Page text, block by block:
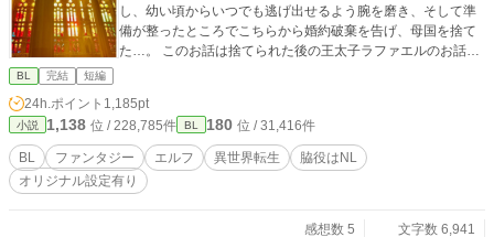
し、幼い頃からいつでも逃げ出せるよう腕を磨き、そして準
備が整ったところでこちらから婚約破棄を告げ、母国を捨て
た…。 このお話は捨てられた後の王太子ラファエルのお話で
BL 完結 短編
24h.ポイント 1,185pt
小説 1,138 位 / 228,785件 BL 180 位 / 31,416件
BL ファンタジー エルフ 異世界転生
脇役はNL
オリジナル設定有り
感想数 5
文字数 6,941